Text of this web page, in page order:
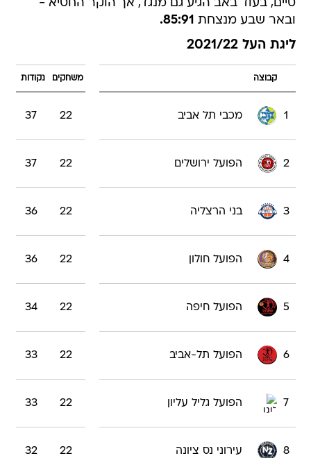
טיים, בעוד באב הגיע גם מנגד, אך הוקר החטיא -
ובאר שבע מנצחת 85:91.
ליגת העל 2021/22
קבוצה משחקים נקודות
1 מכבי תל אביב 22
37
2 הפועל ירושלים 22
37
3 בני הרצליה 22
36
4 הפועל חולון 22
36
5 הפועל חיפה 22
34
6 הפועל תל-אביב 22
33
7 הפועל גליל עליון 22
33
8 עירוני נס ציונה 22
32